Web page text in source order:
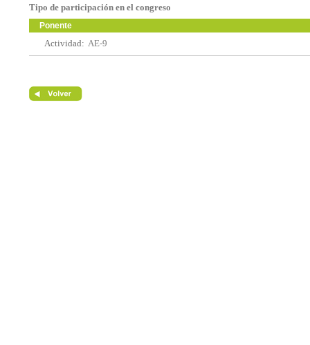
Tipo de participación en el congreso
Ponente
Actividad: AE-9